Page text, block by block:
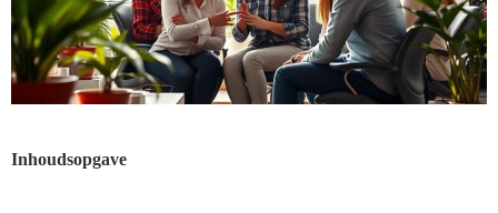
Inhoudsopgave